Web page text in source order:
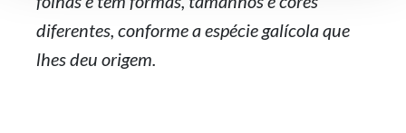
diferentes, conforme a espécie galícola que
lhes deu origem.